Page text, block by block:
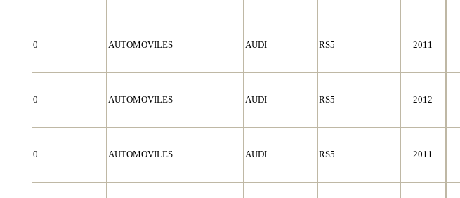
0 AUTOMOVILES AUDI RS5 2011
0 AUTOMOVILES AUDI RS5 2012
0 AUTOMOVILES AUDI RS5 2011